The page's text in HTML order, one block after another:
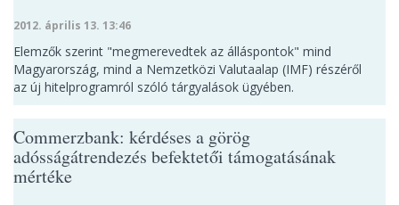
2012. április 13. 13:46
Elemzők szerint "megmerevedtek az álláspontok" mind
Magyarország, mind a Nemzetközi Valutaalap (IMF) részéről
az új hitelprogramról szóló tárgyalások ügyében.
Commerzbank: kérdéses a görög
adósságátrendezés befektetői támogatásának
mértéke